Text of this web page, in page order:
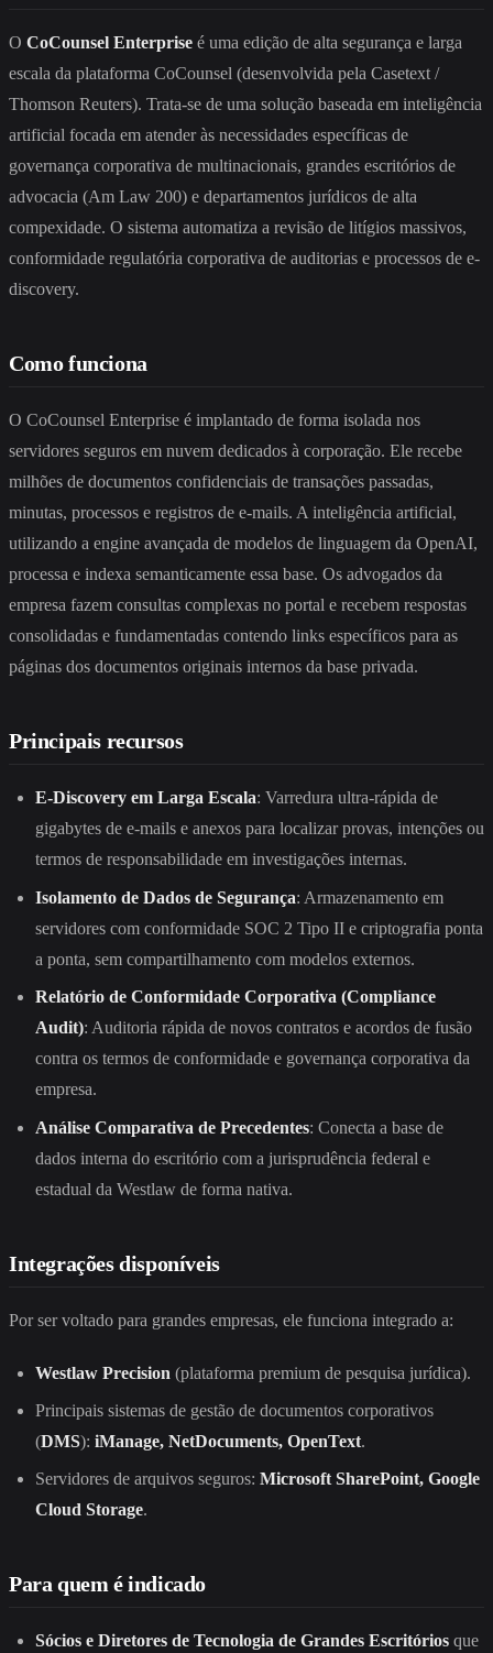
O CoCounsel Enterprise é uma edição de alta segurança e larga
escala da plataforma CoCounsel (desenvolvida pela Casetext /
Thomson Reuters). Trata-se de uma solução baseada em inteligência
artificial focada em atender às necessidades específicas de
governança corporativa de multinacionais, grandes escritórios de
advocacia (Am Law 200) e departamentos jurídicos de alta
compexidade. O sistema automatiza a revisão de litígios massivos,
conformidade regulatória corporativa de auditorias e processos de e-
discovery.
Como funciona
O CoCounsel Enterprise é implantado de forma isolada nos
servidores seguros em nuvem dedicados à corporação. Ele recebe
milhões de documentos confidenciais de transações passadas,
minutas, processos e registros de e-mails. A inteligência artificial,
utilizando a engine avançada de modelos de linguagem da OpenAI,
processa e indexa semanticamente essa base. Os advogados da
empresa fazem consultas complexas no portal e recebem respostas
consolidadas e fundamentadas contendo links específicos para as
páginas dos documentos originais internos da base privada.
Principais recursos
E-Discovery em Larga Escala: Varredura ultra-rápida de
gigabytes de e-mails e anexos para localizar provas, intenções ou
termos de responsabilidade em investigações internas.
Isolamento de Dados de Segurança: Armazenamento em
servidores com conformidade SOC 2 Tipo II e criptografia ponta
a ponta, sem compartilhamento com modelos externos.
Relatório de Conformidade Corporativa (Compliance
Audit): Auditoria rápida de novos contratos e acordos de fusão
contra os termos de conformidade e governança corporativa da
empresa.
Análise Comparativa de Precedentes: Conecta a base de
dados interna do escritório com a jurisprudência federal e
estadual da Westlaw de forma nativa.
Integrações disponíveis
Por ser voltado para grandes empresas, ele funciona integrado a:
Westlaw Precision (plataforma premium de pesquisa jurídica).
Principais sistemas de gestão de documentos corporativos
(DMS): iManage, NetDocuments, OpenText.
Servidores de arquivos seguros: Microsoft SharePoint, Google
Cloud Storage.
Para quem é indicado
Sócios e Diretores de Tecnologia de Grandes Escritórios que